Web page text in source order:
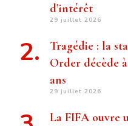
d’intérêt
29 juillet 2026
Tragédie : la
Order décède
ans
29 juillet 2026
La FIFA ouvre